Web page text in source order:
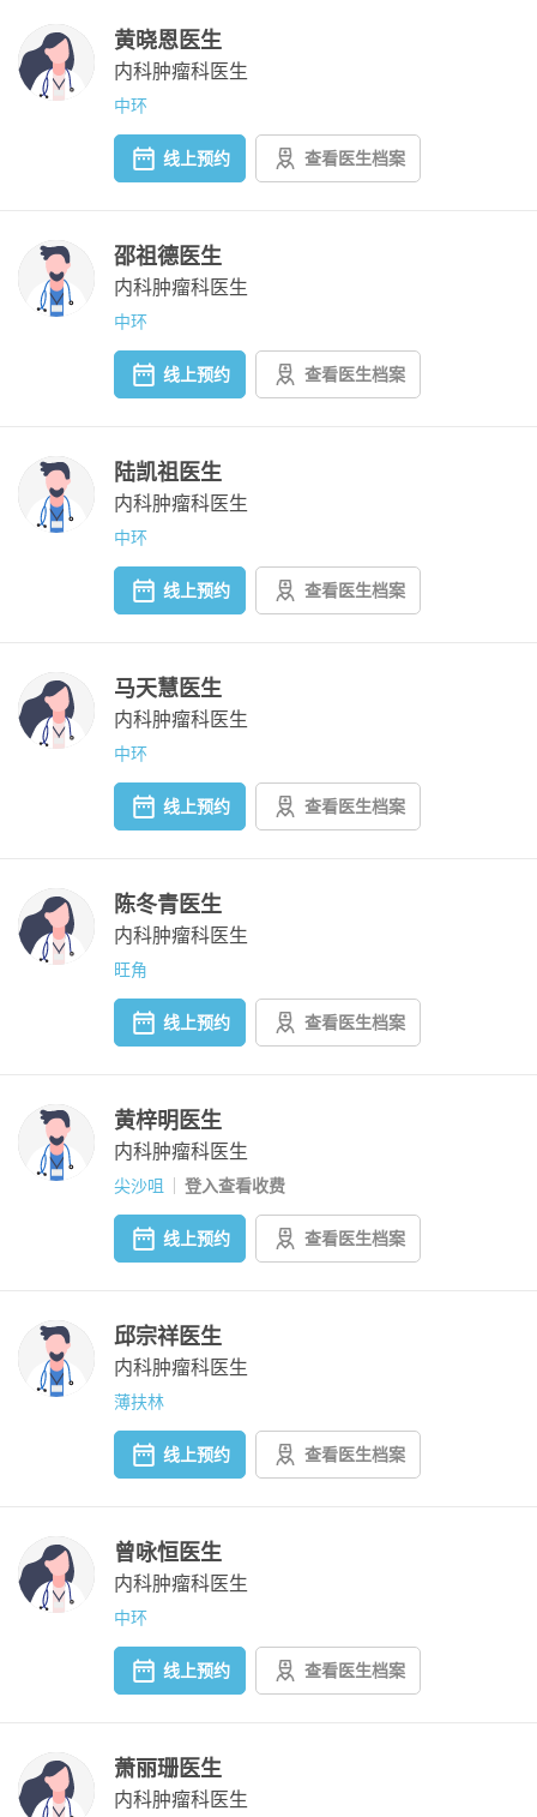
黄晓恩医生
内科肿瘤科医生
中环
线上预约 查看医生档案
邵祖德医生
内科肿瘤科医生
中环
线上预约 查看医生档案
陆凯祖医生
内科肿瘤科医生
中环
线上预约 查看医生档案
马天慧医生
内科肿瘤科医生
中环
线上预约 查看医生档案
陈冬青医生
内科肿瘤科医生
旺角
线上预约 查看医生档案
黄梓明医生
内科肿瘤科医生
尖沙咀 登入查看收费
线上预约 查看医生档案
邱宗祥医生
内科肿瘤科医生
薄扶林
线上预约 查看医生档案
曾咏恒医生
内科肿瘤科医生
中环
线上预约 查看医生档案
萧丽珊医生
内科肿瘤科医生